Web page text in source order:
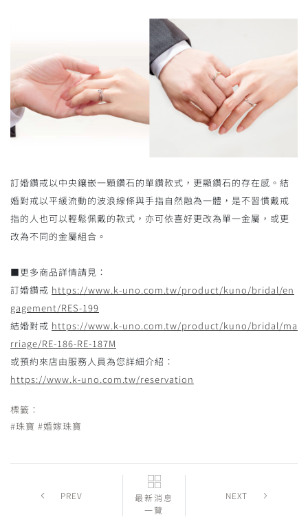
訂婚鑽戒以中央鑲嵌一顆鑽石的單鑽款式，更顯鑽石的存在感。結
婚對戒以平緩流動的波浪線條與手指自然融為一體，是不習慣戴戒
指的人也可以輕鬆佩戴的款式，亦可依喜好更改為單一金屬，或更
改為不同的金屬組合。
■更多商品詳情請見：
訂婚鑽戒 https://www.k-uno.com.tw/product/kuno/bridal/en
gagement/RES-199
結婚對戒 https://www.k-uno.com.tw/product/kuno/bridal/ma
rriage/RE-186-RE-187M
或預約來店由服務人員為您詳細介紹：
https://www.k-uno.com.tw/reservation
標籤：
#珠寶 #婚嫁珠寶
PREV
最新消息
一覽
NEXT